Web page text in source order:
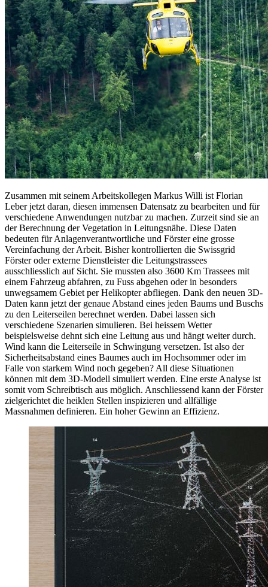
Zusammen mit seinem Arbeitskollegen Markus Willi ist Florian
Leber jetzt daran, diesen immensen Datensatz zu bearbeiten und für
verschiedene Anwendungen nutzbar zu machen. Zurzeit sind sie an
der Berechnung der Vegetation in Leitungsnähe. Diese Daten
bedeuten für Anlagenverantwortliche und Förster eine grosse
Vereinfachung der Arbeit. Bisher kontrollierten die Swissgrid
Förster oder externe Dienstleister die Leitungstrassees
ausschliesslich auf Sicht. Sie mussten also 3600 Km Trassees mit
einem Fahrzeug abfahren, zu Fuss abgehen oder in besonders
unwegsamem Gebiet per Helikopter abfliegen. Dank den neuen 3D-
Daten kann jetzt der genaue Abstand eines jeden Baums und Buschs
zu den Leiterseilen berechnet werden. Dabei lassen sich
verschiedene Szenarien simulieren. Bei heissem Wetter
beispielsweise dehnt sich eine Leitung aus und hängt weiter durch.
Wind kann die Leiterseile in Schwingung versetzen. Ist also der
Sicherheitsabstand eines Baumes auch im Hochsommer oder im
Falle von starkem Wind noch gegeben? All diese Situationen
können mit dem 3D-Modell simuliert werden. Eine erste Analyse ist
somit vom Schreibtisch aus möglich. Anschliessend kann der Förster
zielgerichtet die heiklen Stellen inspizieren und allfällige
Massnahmen definieren. Ein hoher Gewinn an Effizienz.